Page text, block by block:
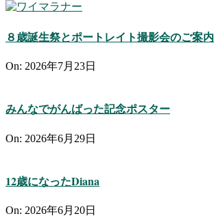
８歳誕生祭とポートレイト撮影会のご案内
On: 2026年7月23日
みんなでがんばった記念ポスター
On: 2026年6月29日
12歳になったDiana
On: 2026年6月20日